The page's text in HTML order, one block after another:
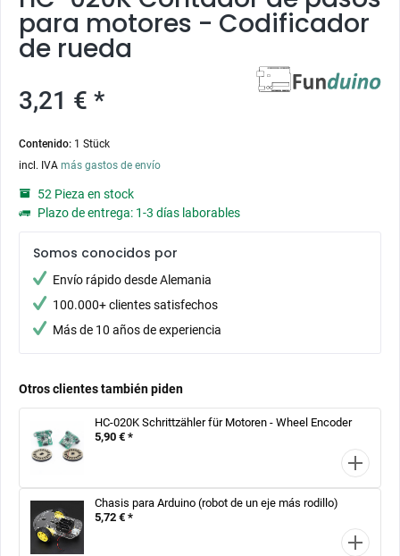
para motores - Codificador
de rueda
3,21 € *
Contenido: 1 Stück
incl. IVA más gastos de envío
52 Pieza en stock
Plazo de entrega: 1-3 días laborables
Somos conocidos por
Envío rápido desde Alemania
100.000+ clientes satisfechos
Más de 10 años de experiencia
Otros clientes también piden
HC-020K Schrittzähler für Motoren - Wheel Encoder
5,90 € *
Chasis para Arduino (robot de un eje más rodillo)
5,72 € *